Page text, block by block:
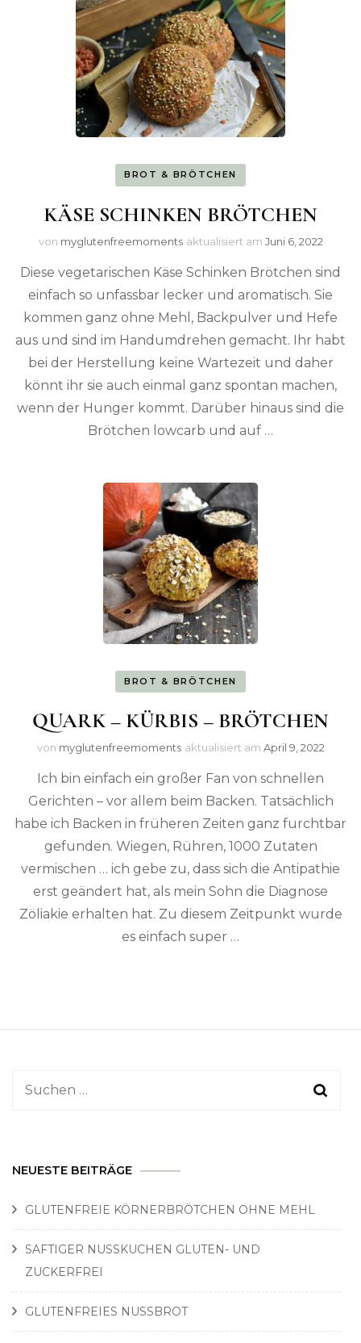
BROT & BRÖTCHEN
KÄSE SCHINKEN BRÖTCHEN
von myglutenfreemoments aktualisiert am Juni 6, 2022
Diese vegetarischen Käse Schinken Brötchen sind
einfach so unfassbar lecker und aromatisch. Sie
kommen ganz ohne Mehl, Backpulver und Hefe
aus und sind im Handumdrehen gemacht. Ihr habt
bei der Herstellung keine Wartezeit und daher
könnt ihr sie auch einmal ganz spontan machen,
wenn der Hunger kommt. Darüber hinaus sind die
Brötchen lowcarb und auf …
BROT & BRÖTCHEN
QUARK – KÜRBIS – BRÖTCHEN
von myglutenfreemoments aktualisiert am April 9, 2022
Ich bin einfach ein großer Fan von schnellen
Gerichten – vor allem beim Backen. Tatsächlich
habe ich Backen in früheren Zeiten ganz furchtbar
gefunden. Wiegen, Rühren, 1000 Zutaten
vermischen … ich gebe zu, dass sich die Antipathie
erst geändert hat, als mein Sohn die Diagnose
Zöliakie erhalten hat. Zu diesem Zeitpunkt wurde
es einfach super …
Suchen
NEUESTE BEITRÄGE
GLUTENFREIE KÖRNERBRÖTCHEN OHNE MEHL
SAFTIGER NUSSKUCHEN GLUTEN- UND
ZUCKERFREI
GLUTENFREIES NUSSBROT